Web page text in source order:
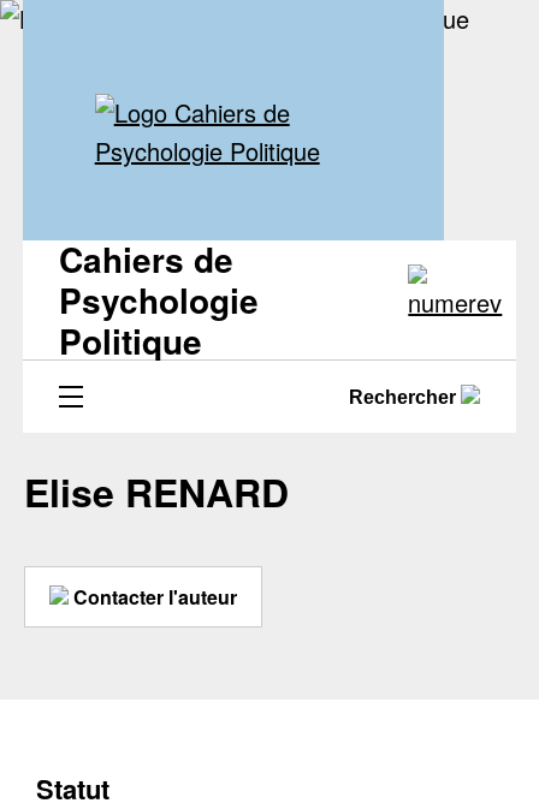
Cahiers de
Psychologie
Politique
Rechercher
Elise RENARD
Contacter l'auteur
Statut